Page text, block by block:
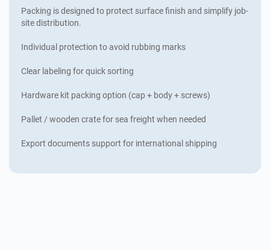
Packing is designed to protect surface finish and simplify job-
site distribution.
Individual protection to avoid rubbing marks
Clear labeling for quick sorting
Hardware kit packing option (cap + body + screws)
Pallet / wooden crate for sea freight when needed
Export documents support for international shipping